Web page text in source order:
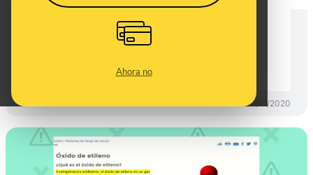
Ahora no
imagen viral que dice que las
mascarillas quirúrgicas usan
provocan cáncer
PREBUNKING 12/11/2020